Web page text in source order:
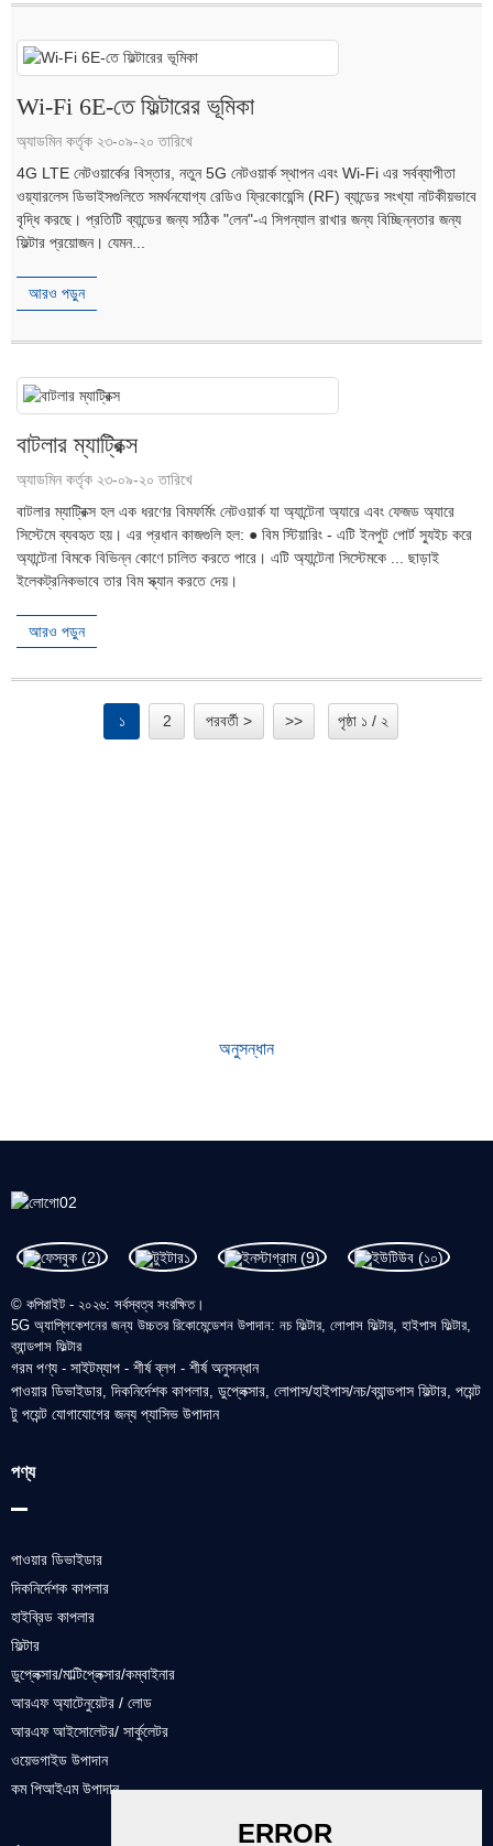
Wi-Fi 6E-তে ফিল্টারের ভূমিকা
অ্যাডমিন কর্তৃক ২৩-০৯-২০ তারিখে
4G LTE নেটওয়ার্কের বিস্তার, নতুন 5G নেটওয়ার্ক স্থাপন এবং Wi-Fi এর সর্বব্যাপীতা
ওয়্যারলেস ডিভাইসগুলিতে সমর্থনযোগ্য রেডিও ফ্রিকোয়েন্সি (RF) ব্যান্ডের সংখ্যা নাটকীয়ভাবে
বৃদ্ধি করছে। প্রতিটি ব্যান্ডের জন্য সঠিক "লেন"-এ সিগন্যাল রাখার জন্য বিচ্ছিন্নতার জন্য
ফিল্টার প্রয়োজন। যেমন...
আরও পড়ুন
বাটলার ম্যাট্রিক্স
অ্যাডমিন কর্তৃক ২৩-০৯-২০ তারিখে
বাটলার ম্যাট্রিক্স হল এক ধরণের বিমফর্মিং নেটওয়ার্ক যা অ্যান্টেনা অ্যারে এবং ফেজড অ্যারে
সিস্টেমে ব্যবহৃত হয়। এর প্রধান কাজগুলি হল: ● বিম স্টিয়ারিং - এটি ইনপুট পোর্ট স্যুইচ করে
অ্যান্টেনা বিমকে বিভিন্ন কোণে চালিত করতে পারে। এটি অ্যান্টেনা সিস্টেমকে ... ছাড়াই
ইলেকট্রনিকভাবে তার বিম স্ক্যান করতে দেয়।
আরও পড়ুন
১ 2 পরবর্তী > >> পৃষ্ঠা ১ / ২
অনুসন্ধান
© কপিরাইট - ২০২৬: সর্বস্বত্ব সংরক্ষিত।
5G অ্যাপ্লিকেশনের জন্য উচ্চতর রিকোমেন্ডেশন উপাদান: নচ ফিল্টার, লোপাস ফিল্টার, হাইপাস ফিল্টার,
ব্যান্ডপাস ফিল্টার
গরম পণ্য -সাইটম্যাপ -শীর্ষ ব্লগ -শীর্ষ অনুসন্ধান
পাওয়ার ডিভাইডার,দিকনির্দেশক কাপলার,ডুপ্লেক্সার,লোপাস/হাইপাস/নচ/ব্যান্ডপাস ফিল্টার,পয়েন্ট
টু পয়েন্ট যোগাযোগের জন্য প্যাসিভ উপাদান
পণ্য
পাওয়ার ডিভাইডার
দিকনির্দেশক কাপলার
হাইব্রিড কাপলার
ফিল্টার
ডুপ্লেক্সার/মাল্টিপ্লেক্সার/কম্বাইনার
আরএফ অ্যাটেনুয়েটর / লোড
আরএফ আইসোলেটর/ সার্কুলেটর
ওয়েভগাইড উপাদান
কম পিআইএম উপাদান